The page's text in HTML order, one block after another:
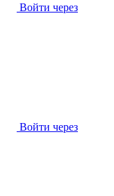
Войти через
Войти через